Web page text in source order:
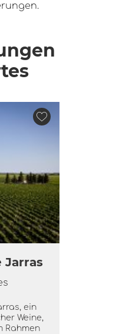
Jarras
ein
Weine,
Rahmen